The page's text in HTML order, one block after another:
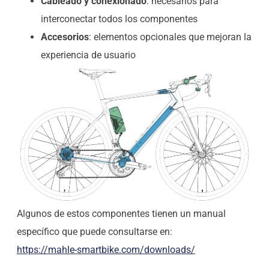
interconectar todos los componentes
Accesorios: elementos opcionales que mejoran la
experiencia de usuario
Algunos de estos componentes tienen un manual
específico que puede consultarse en:
https://mahle-smartbike.com/downloads/